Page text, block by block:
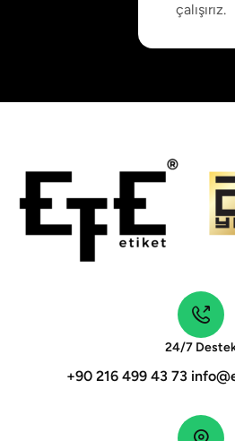
çalışırız.
24/7
+90 216 499 43 73